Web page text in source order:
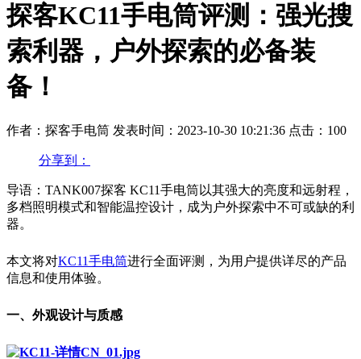
探客KC11手电筒评测：强光搜
索利器，户外探索的必备装
备！
作者：探客手电筒 发表时间：2023-10-30 10:21:36 点击：100
分享到：
导语：TANK007探客 KC11手电筒以其强大的亮度和远射程，
多档照明模式和智能温控设计，成为户外探索中不可或缺的利
器。
本文将对KC11手电筒进行全面评测，为用户提供详尽的产品
信息和使用体验。
一、外观设计与质感